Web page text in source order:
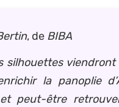
, de BIBA
silhouettes viendront
la panoplie
et peut-être